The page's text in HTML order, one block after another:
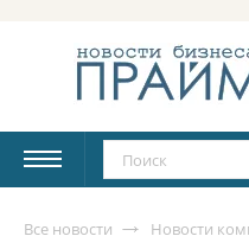
Все новости Новости